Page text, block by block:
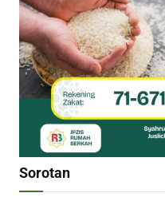
Sorotan